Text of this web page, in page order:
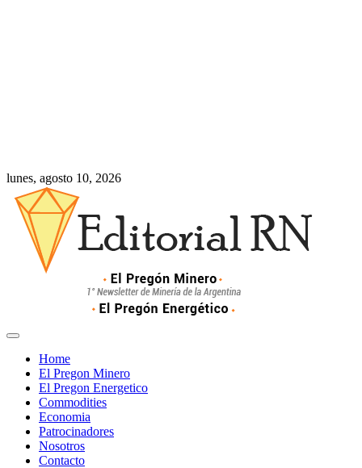
lunes, agosto 10, 2026
Home
El Pregon Minero
El Pregon Energetico
Commodities
Economia
Patrocinadores
Nosotros
Contacto